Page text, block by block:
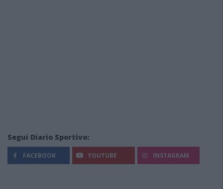
Segui Diario Sportivo:
FACEBOOK YOUTUBE INSTAGRAM